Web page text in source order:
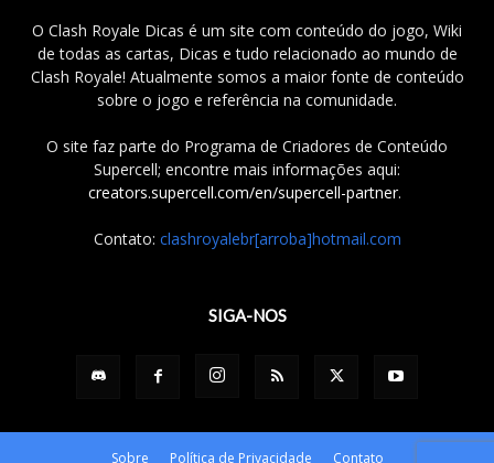
O Clash Royale Dicas é um site com conteúdo do jogo, Wiki
de todas as cartas, Dicas e tudo relacionado ao mundo de
Clash Royale! Atualmente somos a maior fonte de conteúdo
sobre o jogo e referência na comunidade.
O site faz parte do Programa de Criadores de Conteúdo
Supercell; encontre mais informações aqui:
creators.supercell.com/en/supercell-partner.
Contato: clashroyalebr[arroba]hotmail.com
SIGA-NOS
Sobre Política de Privacidade Contato